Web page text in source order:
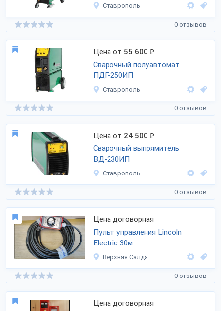
Ставрополь
0 отзывов
Цена от 55 600 ₽
Сварочный полуавтомат
ПДГ-250ИП
Ставрополь
0 отзывов
Цена от 24 500 ₽
Сварочный выпрямитель
ВД-230ИП
Ставрополь
0 отзывов
Цена договорная
Пульт управления Lincoln
Electric 30м
Верхняя Салда
0 отзывов
Цена договорная